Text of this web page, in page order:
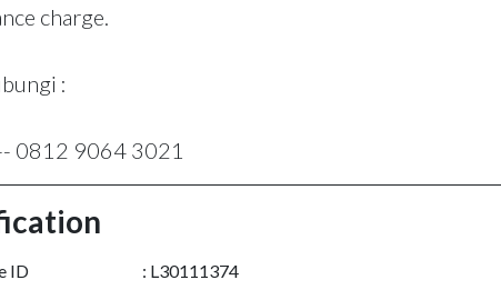
charge.
:
0812 9064 3021
ID : L30111374